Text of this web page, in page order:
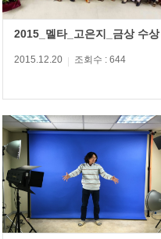
2015_멜타_고은지_금상 수상
2015.12.20 조회수 : 644